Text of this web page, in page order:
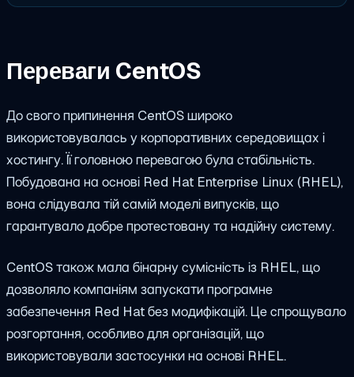
Переваги CentOS
До свого припинення CentOS широко
використовувалась у корпоративних середовищах і
хостингу. Її головною перевагою була стабільність.
Побудована на основі Red Hat Enterprise Linux (RHEL),
вона слідувала тій самій моделі випусків, що
гарантувало добре протестовану та надійну систему.
CentOS також мала бінарну сумісність із RHEL, що
дозволяло компаніям запускати програмне
забезпечення Red Hat без модифікацій. Це спрощувало
розгортання, особливо для організацій, що
використовували застосунки на основі RHEL.